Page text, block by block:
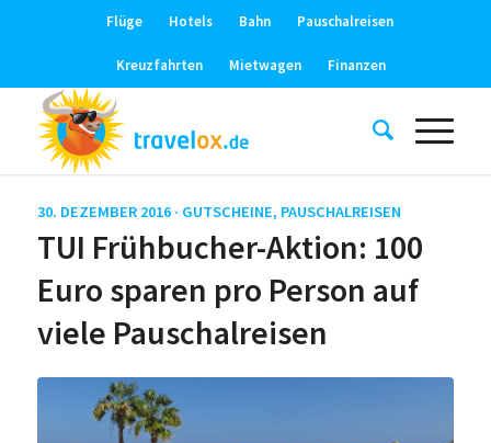
Flüge Hotels Bahn Pauschalreisen
Kreuzfahrten Mietwagen Finanzen
30. DEZEMBER 2016 · GUTSCHEINE, PAUSCHALREISEN
TUI Frühbucher-Aktion: 100
Euro sparen pro Person auf
viele Pauschalreisen